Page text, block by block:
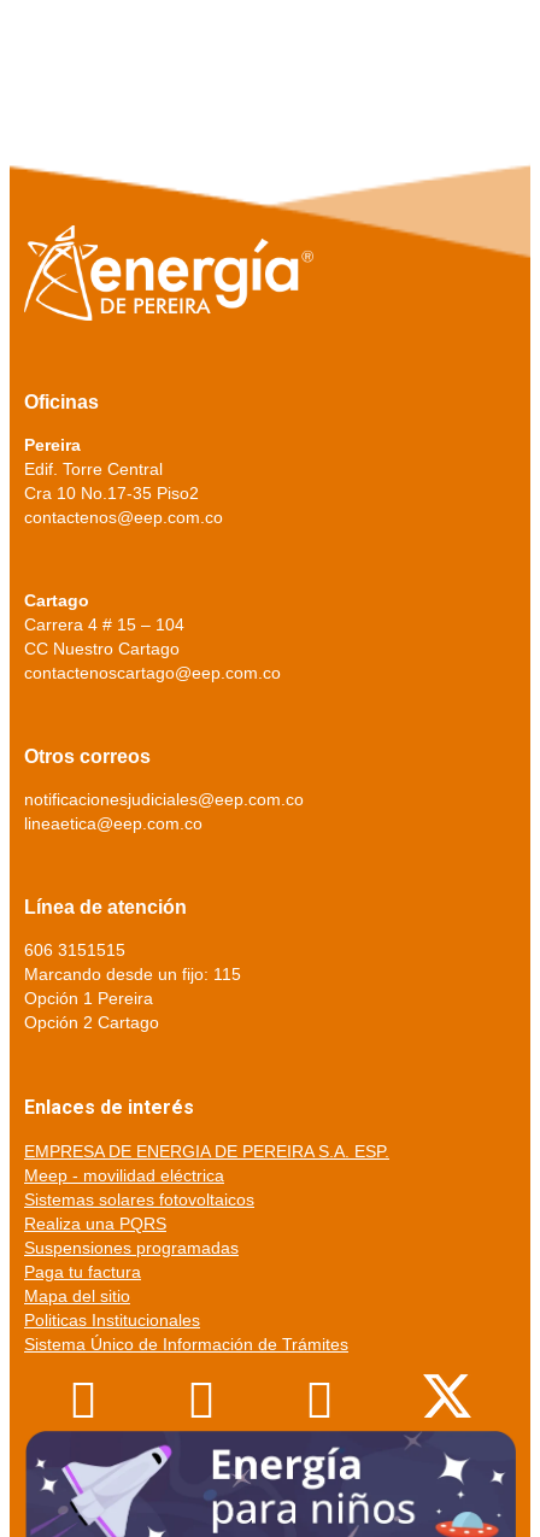
Oficinas
Pereira
Edif. Torre Central
Cra 10 No.17-35 Piso2
contactenos@eep.com.co
Cartago
Carrera 4 # 15 – 104
CC Nuestro Cartago
contactenoscartago@eep.com.co
Otros correos
notificacionesjudiciales@eep.com.co
lineaetica@eep.com.co
Línea de atención
606 3151515
Marcando desde un fijo: 115
Opción 1 Pereira
Opción 2 Cartago
Enlaces de interés
EMPRESA DE ENERGIA DE PEREIRA S.A. ESP.
Meep - movilidad eléctrica
Sistemas solares fotovoltaicos
Realiza una PQRS
Suspensiones programadas
Paga tu factura
Mapa del sitio
Politicas Institucionales
Sistema Único de Información de Trámites